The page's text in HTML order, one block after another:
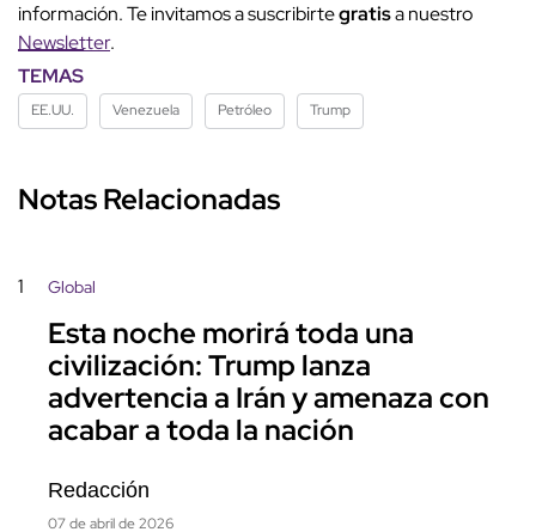
información. Te invitamos a suscribirtegratisa nuestro
Newsletter.
TEMAS
EE.UU. Venezuela Petróleo Trump
Notas Relacionadas
1 Global
Esta noche morirá toda una
civilización: Trump lanza
advertencia a Irán y amenaza con
acabar a toda la nación
Redacción
07 de abril de 2026